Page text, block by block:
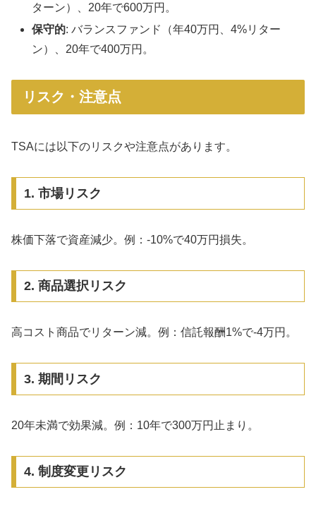
ターン）、20年で600万円。
保守的: バランスファンド（年40万円、4%リター
ン）、20年で400万円。
リスク・注意点
TSAには以下のリスクや注意点があります。
1. 市場リスク
株価下落で資産減少。例：-10%で40万円損失。
2. 商品選択リスク
高コスト商品でリターン減。例：信託報酬1%で-4万円。
3. 期間リスク
20年未満で効果減。例：10年で300万円止まり。
4. 制度変更リスク